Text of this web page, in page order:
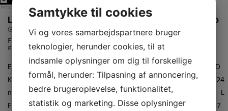
Produktdatablad
LG Amerikanerkøleskab
GSLV50PZXE
For dem, der
ønsker koldt
kræver denne
model en fast
vandtilslutning.
Energiklasse
E
Kølekapacitet
netto
416
L
Frysekapacitet219
Produktdatablad
LG Køle-/fryseskab
GBV5250DEP
understøttelse,
kompatibel
LG ThinQ ™ app
kan du fjernstyre
temperaturindstillingerne,
så dit kabinet er
tilpasset dine
behov.
Energiklasse
D
Kølekapacitet
netto
277
L
Frysekapacitet110
LG Fryseskab
GFT41SWGSF
klasse - har du
til al din
yndlingsmad.
Energiklasse
D
Frysekapacitet
netto
324
L
Lydniveau
37
Samtykke til cookies
Vi og vores samarbejdspartnere bruger
teknologier, herunder cookies, til at
indsamle oplysninger om dig til forskellige
formål, herunder: Tilpasning af annoncering,
bedre brugeroplevelse, funktionalitet,
statistik og marketing. Disse oplysninger